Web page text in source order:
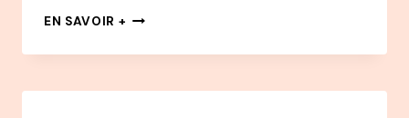
EN SAVOIR + 103
–
DOLISY